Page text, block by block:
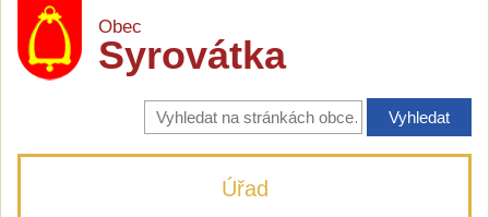
Obec
Syrovátka
Vyhledávání
na
stránkách
Úřad